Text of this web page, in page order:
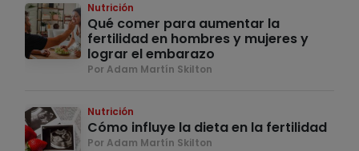
Nutrición
Qué comer para aumentar la
fertilidad en hombres y mujeres y
lograr el embarazo
Por Adam Martín Skilton
Nutrición
Cómo influye la dieta en la fertilidad
Por Adam Martín Skilton